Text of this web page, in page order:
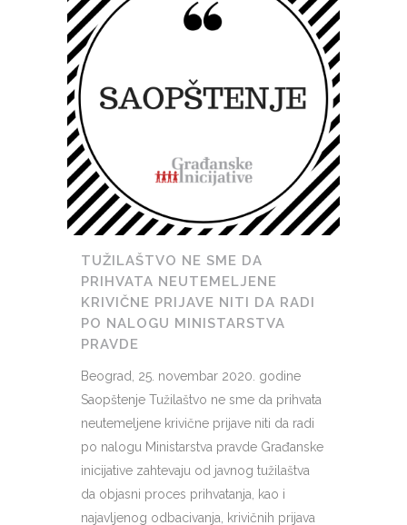
TUŽILAŠTVO NE SME DA
PRIHVATA NEUTEMELJENE
KRIVIČNE PRIJAVE NITI DA RADI
PO NALOGU MINISTARSTVA
PRAVDE
Beograd, 25. novembar 2020. godine
Saopštenje Tužilaštvo ne sme da prihvata
neutemeljene krivične prijave niti da radi
po nalogu Ministarstva pravde Građanske
inicijative zahtevaju od javnog tužilaštva
da objasni proces prihvatanja, kao i
najavljenog odbacivanja, krivičnih prijava